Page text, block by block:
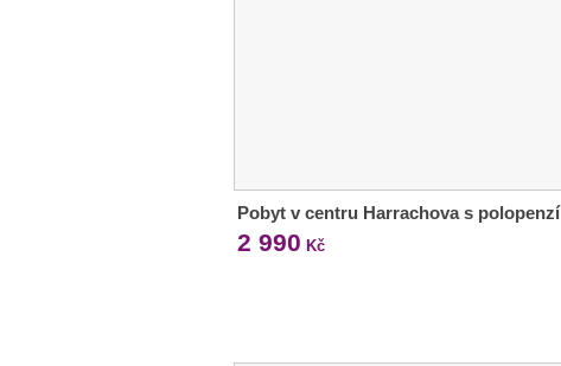
Pobyt v centru Harrachova s polopenzí
2 990 Kč